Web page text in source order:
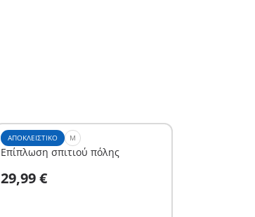
ΑΠΟΚΛΕΙΣΤΙΚΌ M
Επίπλωση σπιτιού πόλης
29,99 €
Στο καλάθι